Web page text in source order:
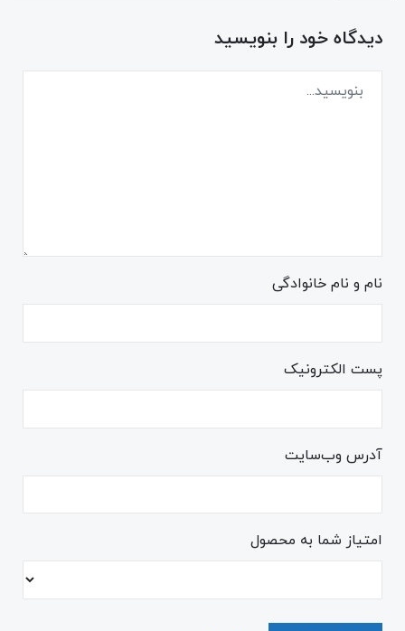
دیدگاه خود را بنویسید
نام و نام خانوادگی
پست الکترونیک
آدرس وب‌سایت
امتیاز شما به محصول